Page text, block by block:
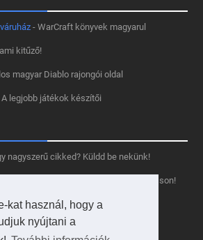
kat használ, hogy a
nyújtani a
- WarCraft könyvek magyarul
kitűző!
magyar Diablo rajongói oldal
A legjobb játékok készítői
nagyszerű cikked? Küldd be nekünk!
az oldal? Segíts, hogy fennmaradhasson!
- Lépj velünk kapcsolatba!
- A saját oldaladon is!